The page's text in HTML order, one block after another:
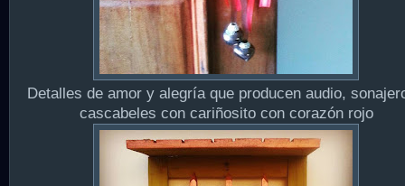
Detalles de amor y alegría que producen audio,
cascabeles con cariñosito con corazón rojo